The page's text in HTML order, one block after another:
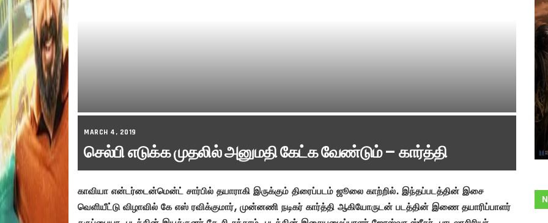
MARCH 4, 2019
செல்பி எடுக்க முதலில் அனுமதி கேட்க வேண்டும் – கார்த்தி
காவியா என்டர்டைன்மென்ட் சார்பில் தயாராகி இருக்கும் திரைப்படம் ஜூலை காற்றில். இந்தப்படத்தின் இசை
வெளியீட்டு விழாவில் கே எஸ் ரவிக்குமார், முன்னணி நடிகர் கார்த்தி ஆகியோருடன் படத்தின் இணை தயாரிப்பாளர்